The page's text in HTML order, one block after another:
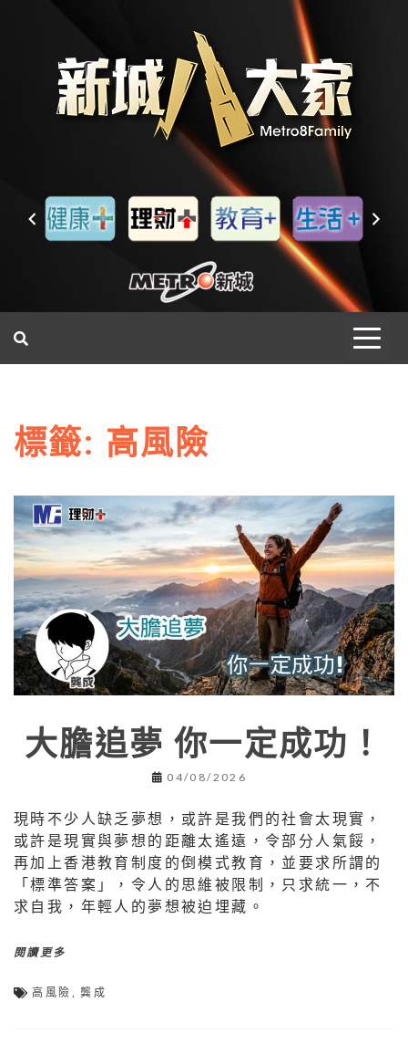
標籤: 高風險
大膽追夢 你一定成功！
04/08/2026
現時不少人缺乏夢想，或許是我們的社會太現實，
或許是現實與夢想的距離太遙遠，令部分人氣餒，
再加上香港教育制度的倒模式教育，並要求所謂的
「標準答案」，令人的思維被限制，只求統一，不
求自我，年輕人的夢想被迫埋藏。
閱讀更多
高風險 ,龔成